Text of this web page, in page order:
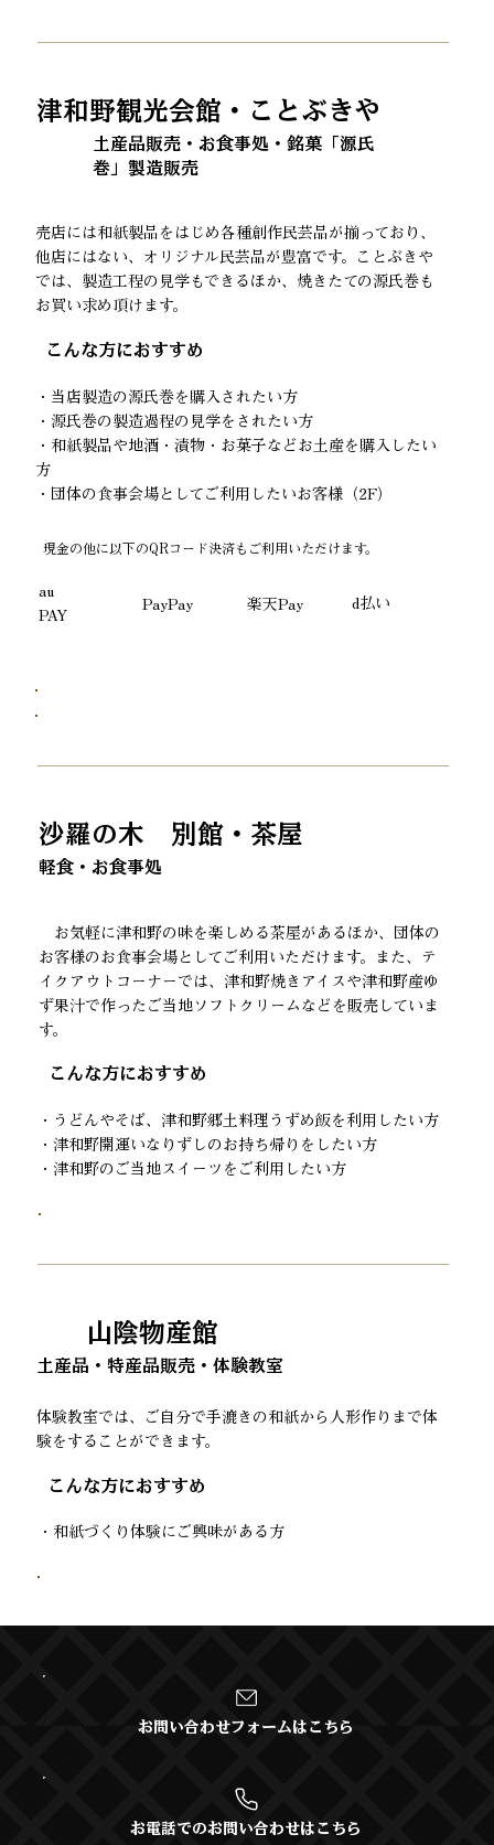
津和野観光会館・ことぶきや
土産品販売・お食事処・銘菓「源氏
巻」製造販売
売店には和紙製品をはじめ各種創作民芸品が揃っており、
他店にはない、オリジナル民芸品が豊富です。ことぶきや
では、製造工程の見学もできるほか、焼きたての源氏巻も
お買い求め頂けます。
​こんな方におすすめ
・当店製造の源氏巻を購入されたい方
・源氏巻の製造過程の見学をされたい方
・和紙製品や地酒・漬物・お菓子などお土産を購入したい
方
・団体の食事会場としてご利用したいお客様（2F）
現金の他に以下のQRコード決済もご利用いただけます。
au
PAY
PayPay 楽天Pay d払い
沙羅の木 別館・茶屋
軽食・お食事処
お気軽に津和野の味を楽しめる茶屋があるほか、団体の
お客様のお食事会場としてご利用いただけます。また、テ
イクアウトコーナーでは、津和野焼きアイスや津和野産ゆ
ず果汁で作ったご当地ソフトクリームなどを販売していま
す。
​こんな方におすすめ
・うどんやそば、津和野郷土料理うずめ飯を利用したい方
・津和野開運いなりずしのお持ち帰りをしたい方
・津和野のご当地スイーツをご利用したい方
山陰物産館
土産品・特産品販売・体験教室
体験教室では、ご自分で手漉きの和紙から人形作りまで体
験をすることができます。
​こんな方におすすめ
・和紙づくり体験にご興味がある方
お問い合わせフォームはこちら
お電話でのお問い合わせはこちら